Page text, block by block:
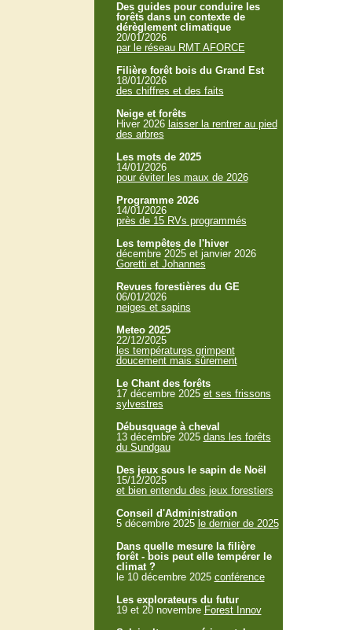
Des guides pour conduire les
forêts dans un contexte de
dérèglement climatique
20/01/2026
par le réseau RMT AFORCE
Filière forêt bois du Grand Est
18/01/2026
des chiffres et des faits
Neige et forêts
Hiver 2026 laisser la rentrer au pied
des arbres
Les mots de 2025
14/01/2026
pour éviter les maux de 2026
Programme 2026
14/01/2026
près de 15 RVs programmés
Les tempêtes de l'hiver
décembre 2025 et janvier 2026
Goretti et Johannes
Revues forestières du GE
06/01/2026
neiges et sapins
Meteo 2025
22/12/2025
les températures grimpent
doucement mais sûrement
Le Chant des forêts
17 décembre 2025 et ses frissons
sylvestres
Débusquage à cheval
13 décembre 2025 dans les forêts
du Sundgau
Des jeux sous le sapin de Noël
15/12/2025
et bien entendu des jeux forestiers
Conseil d'Administration
5 décembre 2025 le dernier de 2025
Dans quelle mesure la filière
forêt - bois peut elle tempérer le
climat ?
le 10 décembre 2025 conférence
Les explorateurs du futur
19 et 20 novembre Forest Innov